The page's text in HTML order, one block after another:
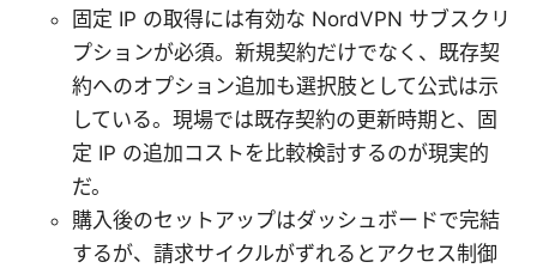
固定 IP の取得には有効な NordVPN サブスクリ
プションが必須。新規契約だけでなく、既存契
約へのオプション追加も選択肢として公式は示
している。現場では既存契約の更新時期と、固
定 IP の追加コストを比較検討するのが現実的
だ。
購入後のセットアップはダッシュボードで完結
するが、請求サイクルがずれるとアクセス制御